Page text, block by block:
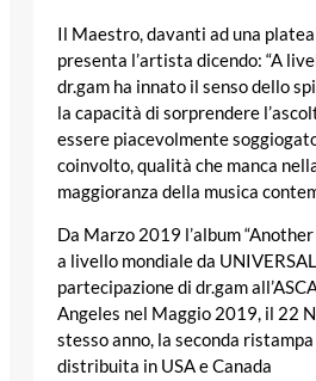
Il Maestro, davanti ad una
presenta l’artista dicendo: “A
dr.gam ha innato il senso dello
la capacità di sorprendere
essere piacevolmente
coinvolto, qualità che manca
maggioranza della musica
Da Marzo 2019 l’album
a livello mondiale da
partecipazione di dr.gam
Angeles nel Maggio 2019, il 22
stesso anno, la seconda
distribuita in USA e Canada